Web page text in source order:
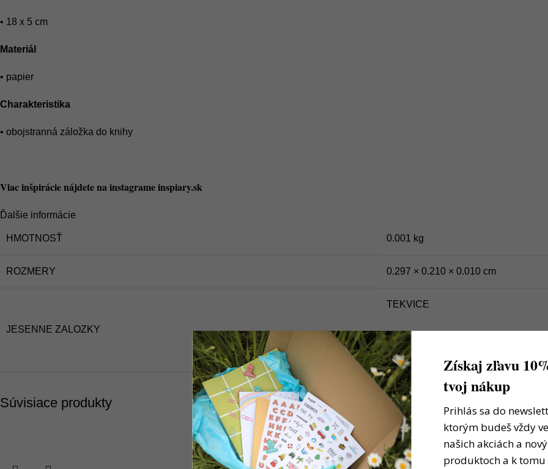
• 18 x 5 cm
Materiál
• papier
Charakteristika
• obojstranná záložka do knihy
Viac inšpirácie nájdete na instagrame inspiary.sk
Ďalšie informácie
HMOTNOSŤ 0.001 kg
ROZMERY 0.297 × 0.210 × 0.010 cm
JESENNE ZALOZKY
TEKVICE ‎
,
JEDNA KAPITOLA
Súvisiace produkty
Získaj zľavu
tvoj nákup
Prihlás sa do
ktorým budeš vždy
našich akciách a
produktoch a k